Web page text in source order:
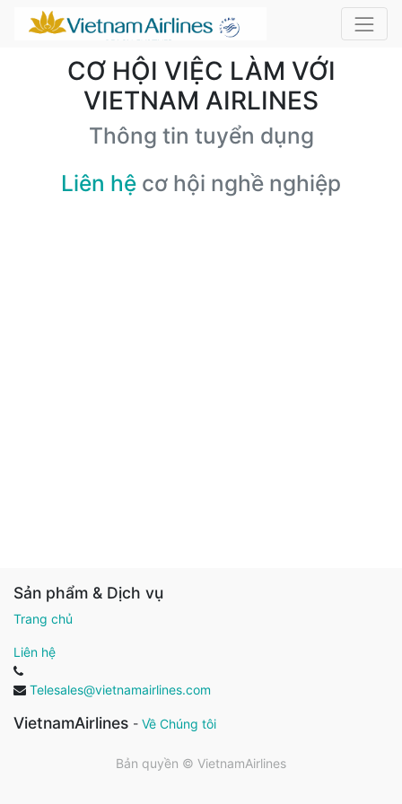
CƠ HỘI VIỆC LÀM VỚI
VIETNAM AIRLINES
Thông tin tuyển dụng
Liên hệ cơ hội nghề nghiệp
Sản phẩm & Dịch vụ
Trang chủ
Liên hệ
Telesales@vietnamairlines.com
VietnamAirlines - Về Chúng tôi
Bản quyền © VietnamAirlines